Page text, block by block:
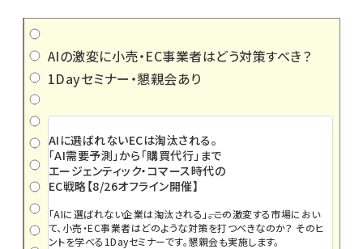
AIの激変に小売・EC事業者はどう対策すべき？
1Dayセミナー・懇親会あり
AIに選ばれないECは淘汰される。
「AI需要予測」から「購買代行」まで
エージェンティック・コマース時代の
EC戦略【8/26オフライン開催】
「AIに選ばれない企業は淘汰される」――。この激変する市場におい
て、小売・EC事業者はどのような対策を打つべきなのか？ そのヒ
ントを学べる1Dayセミナーです。懇親会も実施します。